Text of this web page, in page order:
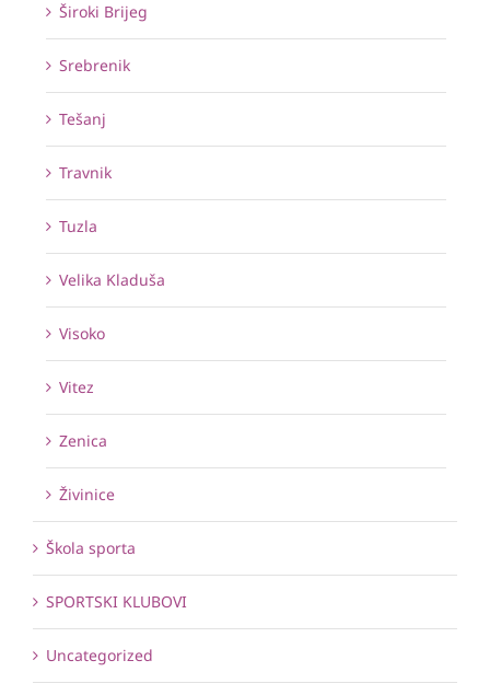
Široki Brijeg
Srebrenik
Tešanj
Travnik
Tuzla
Velika Kladuša
Visoko
Vitez
Zenica
Živinice
Škola sporta
SPORTSKI KLUBOVI
Uncategorized